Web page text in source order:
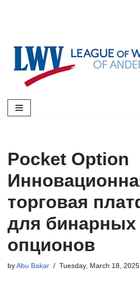
content
Pocket Option
торговая
для бинарных
опционов
by Abu Bakar Tuesday, March 18, 2025